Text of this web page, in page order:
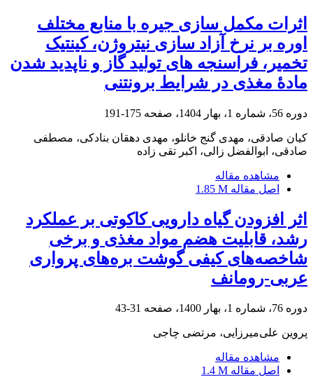
اثرات مکمل سازی جیره با منابع مختلف
اوره بر نرخ آزاد سازی نیتروژن، کینتیک
تخمیر، فراسنجه های تولید گاز و ناپدید شدن
مادۀ مغذی در شرایط برونتنی
دوره 56، شماره 1، بهار 1404، صفحه 175-191
کیان صادقی، مهدی گنج خانلو، مهدی دهقان بنادکی، مصطفی
صادقی، ابوالفضل زالی، اکبر تقی زاده
مشاهده مقاله
اصل مقاله 1.85 M
اثر افزودن گیاه دارویی کاکوتی بر عملکرد
رشد، قابلیت هضم مواد مغذی و برخی
شاخصه‌های کیفی گوشت بره‌های پرواری
عربی-رومانف
دوره 76، شماره 1، بهار 1400، صفحه 31-43
پروین علی‌میرزایی، مرتضی چاجی
مشاهده مقاله
اصل مقاله 1.4 M